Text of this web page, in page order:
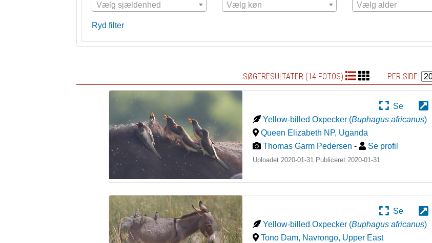
Vælg sjældenhed
Vælg køn
Vælg alder
Ryd filter
SØGERESULTATER (14 FOTOS) PER SIDE:
Se
Yellow-billed Oxpecker (Buphagus africanus)
Queen Elizabeth NP, Uganda
Thomas Garm Pedersen - Se profil
Uploadet 2020-01-31 Publiceret2020-01-31
Se
Yellow-billed Oxpecker (Buphagus africanus)
Tono Dam, Navrongo, Upper East